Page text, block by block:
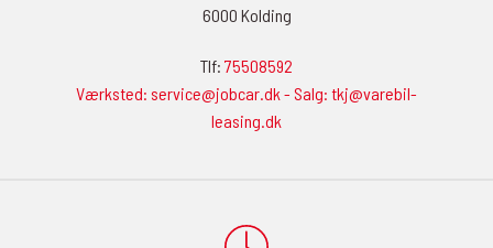
6000 Kolding
Tlf: 75508592
Værksted: service@jobcar.dk - Salg: tkj@varebil-
leasing.dk